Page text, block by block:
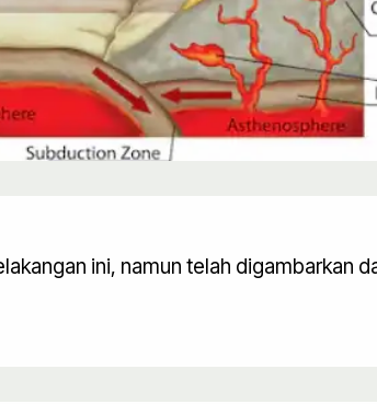
ini, namun telah digambarkan